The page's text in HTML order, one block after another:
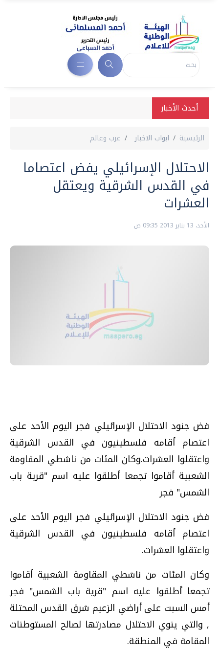
أحدث الأخبار
الرئيسية ابواب الاخبار عرب وعالم
الاحتلال الإسرائيلي يفض اعتصاما
في القدس الشرقية ويعتقل
العشرات
الأحد، 13 يناير 2013 09:35 ص
فض جنود الاحتلال الإسرائيلي فجر اليوم الأحد على
اعتصام أقامه فلسطينيون في القدس الشرقية
واعتقلوا العشرات.وكان المئات من ناشطي المقاومة
الشعبية أقاموا تجمعا أطلقوا عليه اسم "قرية باب
الشمس" فجر
فض جنود الاحتلال الإسرائيلي فجر اليوم الأحد على
اعتصام أقامه فلسطينيون في القدس الشرقية
واعتقلوا العشرات.
وكان المئات من ناشطي المقاومة الشعبية أقاموا
تجمعا أطلقوا عليه اسم "قرية باب الشمس" فجر
أمس السبت على أراضي الزعيم شرق القدس المحتلة
, والتي ينوي الاحتلال مصادرتها لصالح المستوطنات
المقامة في المنطقة.